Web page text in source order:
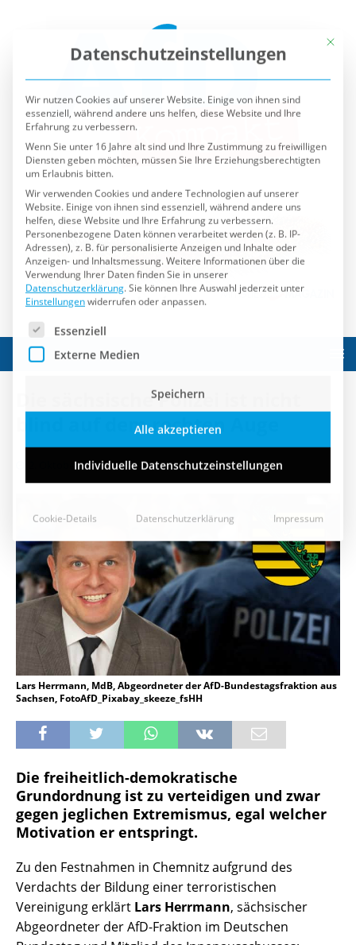
Die sächsische Polizei ist nicht
blind auf dem rechten Auge
2. Oktober 2018
Lars Herrmann, MdB, Abgeordneter der AfD-Bundestagsfraktion aus
Sachsen, FotoAfD_Pixabay_skeeze_fsHH
Die freiheitlich-demokratische
Grundordnung ist zu verteidigen und zwar
gegen jeglichen Extremismus, egal welcher
Motivation er entspringt.
Zu den Festnahmen in Chemnitz aufgrund des
Verdachts der Bildung einer terroristischen
Vereinigung erklärt Lars Herrmann, sächsischer
Abgeordneter der AfD-Fraktion im Deutschen
Wir nutzen Cookies auf unserer Website. Einige von ihnen sind
essenziell, während andere uns helfen, diese Website und Ihre
Erfahrung zu verbessern.
Wenn Sie unter 16 Jahre alt sind und Ihre Zustimmung zu freiwilligen
Diensten geben möchten, müssen Sie Ihre Erziehungsberechtigten
um Erlaubnis bitten.
Wir verwenden Cookies und andere Technologien auf unserer
Website. Einige von ihnen sind essenziell, während andere uns
helfen, diese Website und Ihre Erfahrung zu verbessern.
Personenbezogene Daten können verarbeitet werden (z. B. IP-
Adressen), z. B. für personalisierte Anzeigen und Inhalte oder
Anzeigen- und Inhaltsmessung.Weitere Informationen über die
Verwendung Ihrer Daten finden Sie in unserer
Datenschutzerklärung. Sie können Ihre Auswahl jederzeit unter
Einstellungenwiderrufen oder anpassen.
Es folgt eine Liste der Service-Gruppen, für die eine
Externe Medien
Alle akzeptieren
Individuelle Datenschutzeinstellungen